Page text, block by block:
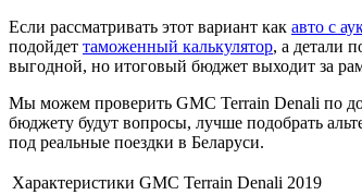
Если рассматривать этот вариант как авто с
подойдет таможенный калькулятор, а детали
выгодной, но итоговый бюджет выходит за
Мы можем проверить GMC Terrain Denali по
бюджету будут вопросы, лучше подобрать
под реальные поездки в Беларуси.
Характеристики GMC Terrain Denali 2019